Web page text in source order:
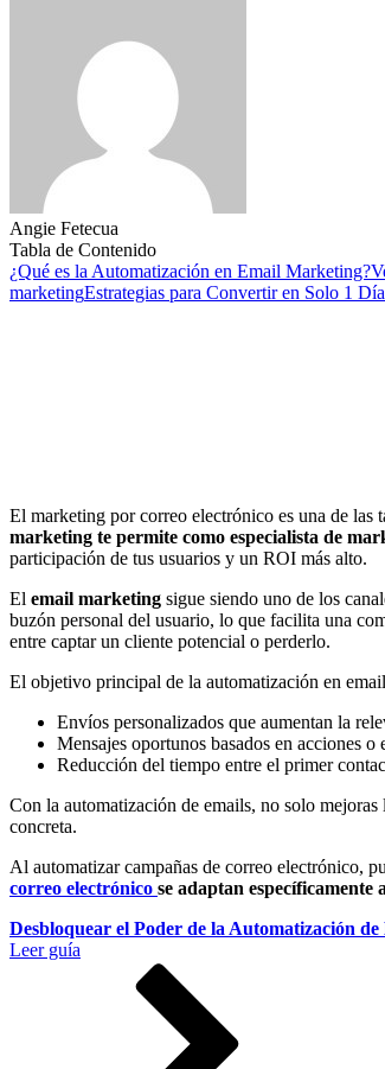
Angie Fetecua
Tabla de Contenido
¿Qué es la Automatización en Email Marketing?
marketingEstrategias para Convertir en Solo 1 Día
El marketing por correo electrónico es una de las
marketing te permite como especialista de
participación de tus usuarios y un ROI más alto.
El email marketing sigue siendo uno de los
buzón personal del usuario, lo que facilita una
entre captar un cliente potencial o perderlo.
El objetivo principal de la automatización en
Envíos personalizados que aumentan la
Mensajes oportunos basados en acciones o
Reducción del tiempo entre el primer
Con la automatización de emails, no solo
concreta.
Al automatizar campañas de correo electrónico,
correo electrónico se adaptan
Desbloquear el Poder de la Automatización
Leer guía